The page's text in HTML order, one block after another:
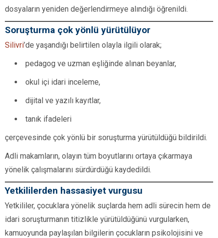
dosyaların yeniden değerlendirmeye alındığı öğrenildi.
Soruşturma çok yönlü yürütülüyor
Silivri’de yaşandığı belirtilen olayla ilgili olarak;
pedagog ve uzman eşliğinde alınan beyanlar,
okul içi idari inceleme,
dijital ve yazılı kayıtlar,
tanık ifadeleri
çerçevesinde çok yönlü bir soruşturma yürütüldüğü bildirildi.
Adli makamların, olayın tüm boyutlarını ortaya çıkarmaya
yönelik çalışmalarını sürdürdüğü kaydedildi.
Yetkililerden hassasiyet vurgusu
Yetkililer, çocuklara yönelik suçlarda hem adli sürecin hem de
idari soruşturmanın titizlikle yürütüldüğünü vurgularken,
kamuoyunda paylaşılan bilgilerin çocukların psikolojisini ve